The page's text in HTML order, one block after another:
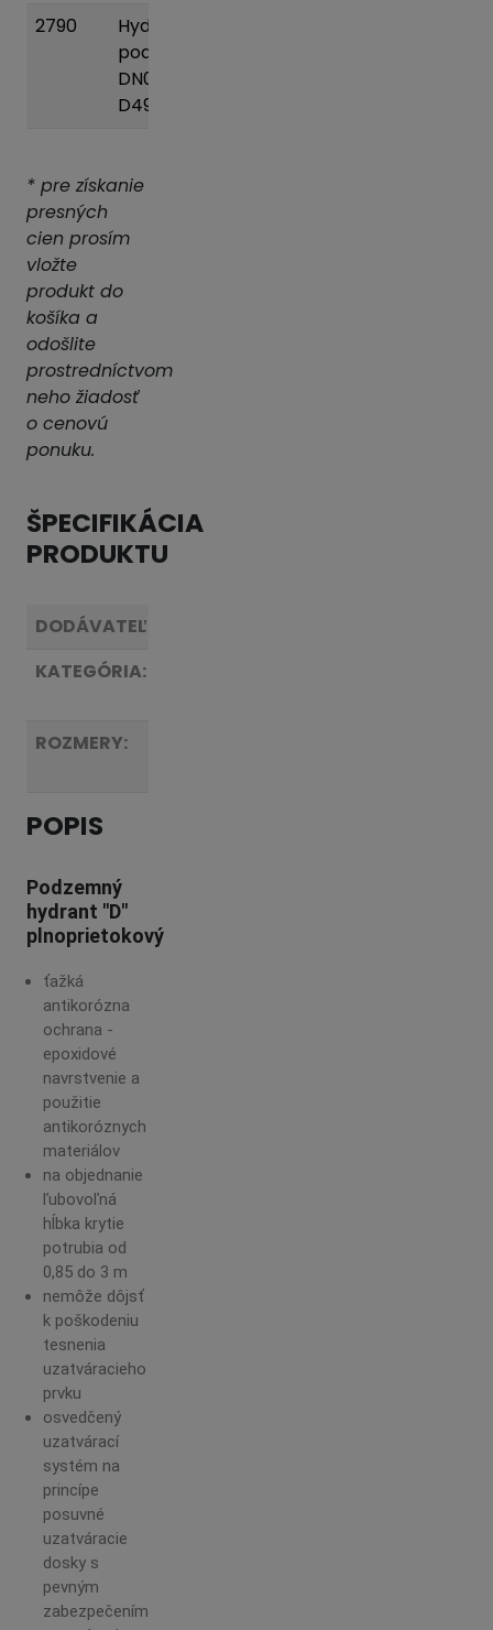
2790
Hydrant
podz.
DN080/1500
D490
* pre získanie
presných
cien prosím
vložte
produkt do
košíka a
odošlite
prostredníctvom
neho žiadosť
o cenovú
ponuku.
ŠPECIFIKÁCIA
PRODUKTU
DODÁVATEĽ:
KATEGÓRIA:
ROZMERY:
POPIS
Podzemný
hydrant "D"
plnoprietokový
ťažká
antikorózna
ochrana -
epoxidové
navrstvenie a
použitie
antikoróznych
materiálov
na objednanie
ľubovoľná
hĺbka krytie
potrubia od
0,85 do 3 m
nemôže dôjsť
k poškodeniu
tesnenia
uzatváracieho
prvku
osvedčený
uzatvárací
systém na
princípe
posuvné
uzatváracie
dosky s
pevným
zabezpečením